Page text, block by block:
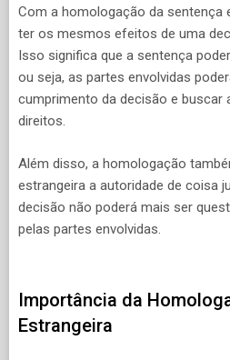
Com a homologação da sentença
ter os mesmos efeitos de uma
Isso significa que a sentença
ou seja, as partes envolvidas
cumprimento da decisão e buscar
direitos.
Além disso, a homologação
estrangeira a autoridade de coisa
decisão não poderá mais ser
pelas partes envolvidas.
Importância da
Estrangeira